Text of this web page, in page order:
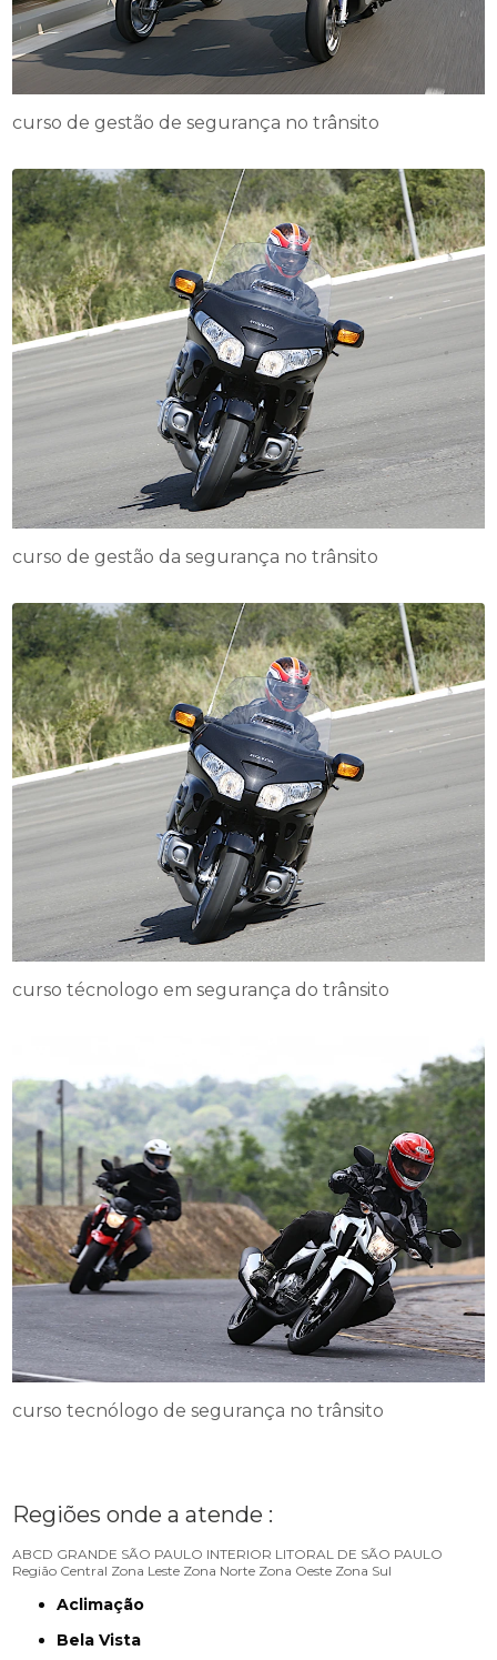
curso de gestão de segurança no trânsito
curso de gestão da segurança no trânsito
curso técnologo em segurança do trânsito
curso tecnólogo de segurança no trânsito
Regiões onde a atende :
ABCD GRANDE SÃO PAULO INTERIOR LITORAL DE SÃO PAULO
Região Central Zona Leste Zona Norte Zona Oeste Zona Sul
Aclimação
Bela Vista